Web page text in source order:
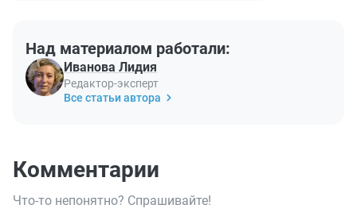
Над материалом работали:
Иванова Лидия
Редактор-эксперт
Все статьи автора
Комментарии
Что-то непонятно? Спрашивайте!